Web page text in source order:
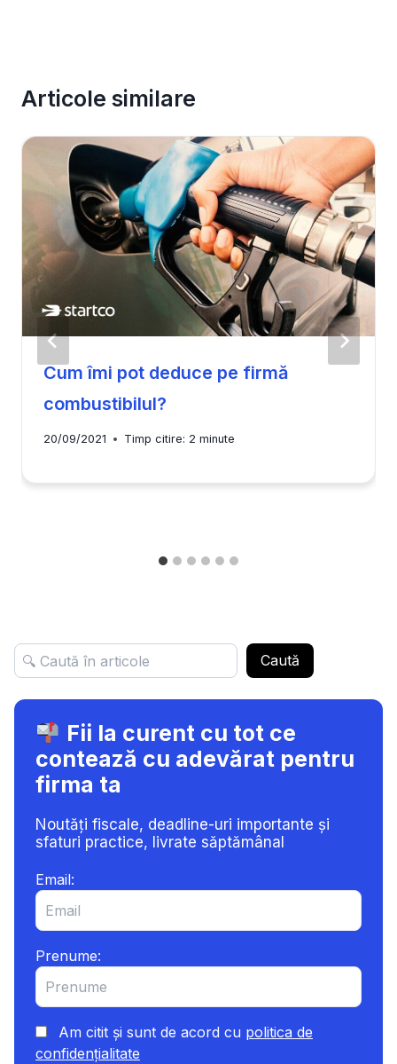
Articole similare
Cum îmi pot deduce pe firmă
combustibilul?
20/09/2021 Timp citire: 2 minute
Caută
Fii la curent cu tot ce
contează cu adevărat pentru
firma ta
Noutăți fiscale, deadline-uri importante și
sfaturi practice, livrate săptămânal
Email:
Prenume:
Am citit și sunt de acord cu politica de
confidențialitate